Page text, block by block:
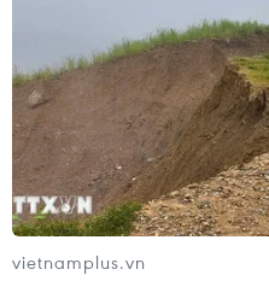
vietnamplus.vn